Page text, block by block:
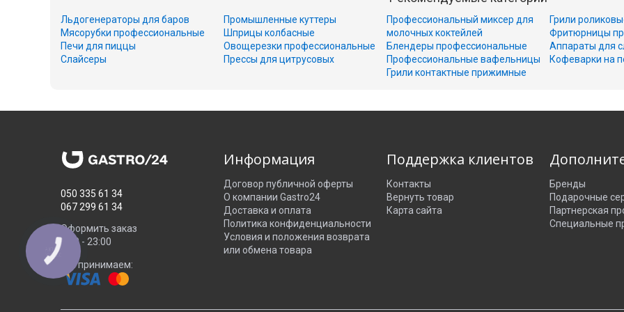
Льдогенераторы для баров
Мясорубки профессиональные
Печи для пиццы
Слайсеры
Промышленные куттеры
Шприцы колбасные
Овощерезки профессиональные
Прессы для цитрусовых
Профессиональный миксер для
молочных коктейлей
Блендеры профессиональные
Профессиональные вафельницы
Грили контактные прижимные
Грили
Фритюрницы
Аппараты для
Кофеварки на
050 335 61 34
067 299 61 34
Оформить заказ
8:00 - 23:00
Мы принимаем:
Информация
Договор публичной оферты
О компании Gastro24
Доставка и оплата
Политика конфиденциальности
Условия и положения возврата
или обмена товара
Поддержка клиентов
Контакты
Вернуть товар
Карта сайта
Бренды
Подарочные
Партнерская
Специальные
КНОПКА
ЗВ'ЯЗКУ